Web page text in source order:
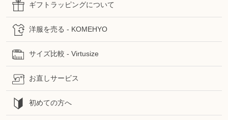
ギフトラッピングについて
洋服を売る - KOMEHYO
サイズ比較 - Virtusize
お直しサービス
初めての方へ